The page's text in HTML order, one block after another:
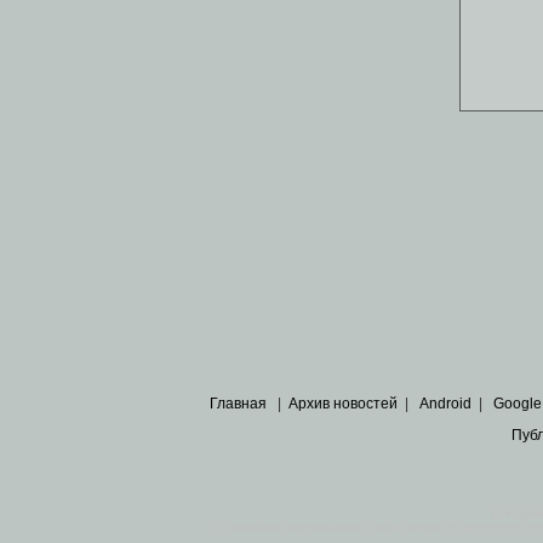
Главная | Архив новостей | Android | Google